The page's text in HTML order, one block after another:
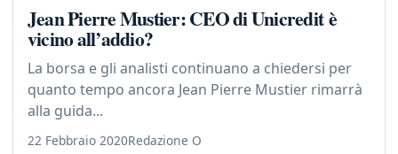
Jean Pierre Mustier: CEO di Unicredit è
vicino all’addio?
La borsa e gli analisti continuano a chiedersi per
quanto tempo ancora Jean Pierre Mustier rimarrà
alla guida...
22 Febbraio 2020Redazione O